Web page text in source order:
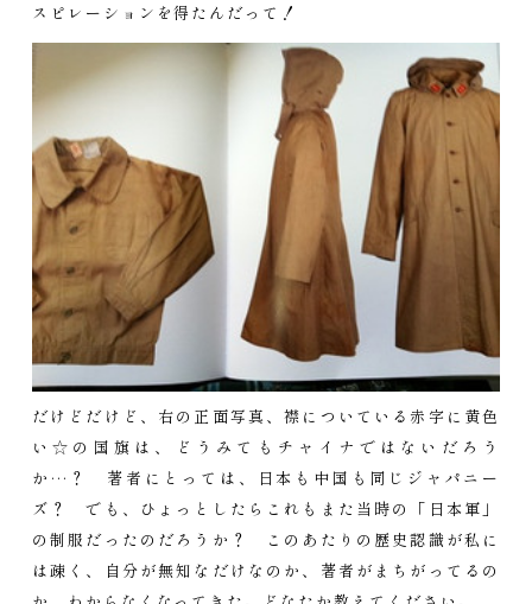
スピレーションを得たんだって！
だけどだけど、右の正面写真、襟についている赤字に黄色
い☆の国旗は、どうみてもチャイナではないだろう
か…？ 著者にとっては、日本も中国も同じジャパニー
ズ？ でも、ひょっとしたらこれもまた当時の「日本軍」
の制服だったのだろうか？ このあたりの歴史認識が私に
は疎く、自分が無知なだけなのか、著者がまちがってるの